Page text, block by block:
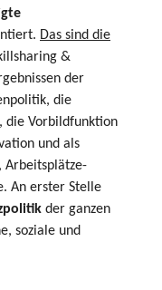
Das sind die
&
der
die
die Vorbildfunktion
und als
Arbeitsplätze-
An erster Stelle
der ganzen
soziale und